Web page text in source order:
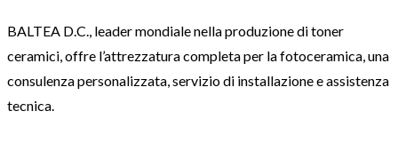
BALTEA D.C., leader mondiale nella produzione di toner
ceramici, offre l’attrezzatura completa per la fotoceramica, una
consulenza personalizzata, servizio di installazione e assistenza
tecnica.